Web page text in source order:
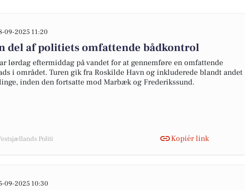
09-2025 11:20
del af politiets omfattende bådkontrol
lørdag eftermiddag på vandet for at gennemføre en omfattende
i området. Turen gik fra Roskilde Havn og inkluderede blandt andet
inden den fortsatte mod Marbæk og Frederikssund.
Politi Kopiér link
09-2025 10:30